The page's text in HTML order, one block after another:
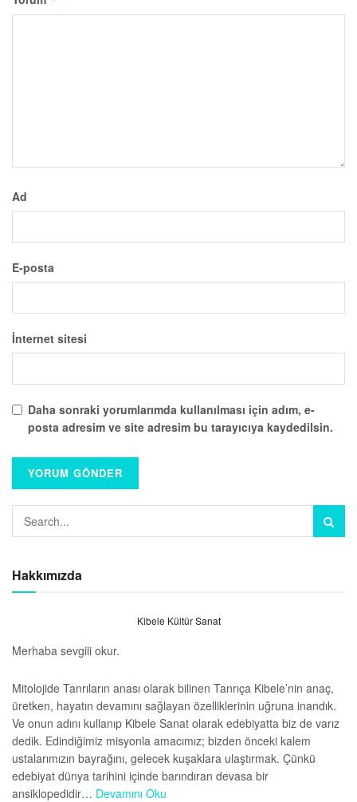
Ad
E-posta
İnternet sitesi
Daha sonraki yorumlarımda kullanılması için adım, e-
posta adresim ve site adresim bu tarayıcıya kaydedilsin.
Hakkımızda
Kibele Kültür Sanat
Merhaba sevgili okur.
Mitolojide Tanrıların anası olarak bilinen Tanrıça Kibele’nin anaç,
üretken, hayatın devamını sağlayan özelliklerinin uğruna inandık.
Ve onun adını kullanıp Kibele Sanat olarak edebiyatta biz de varız
dedik. Edindiğimiz misyonla amacımız; bizden önceki kalem
ustalarımızın bayrağını, gelecek kuşaklara ulaştırmak. Çünkü
edebiyat dünya tarihini içinde barındıran devasa bir
ansiklopedidir… Devamını Oku